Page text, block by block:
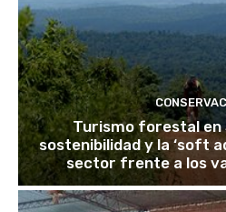
Turismo forestal en
sostenibilidad y la ‘soft
sector frente a los